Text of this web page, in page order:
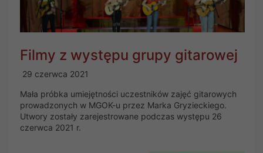
Filmy z występu grupy gitarowej
29 czerwca 2021
Mała próbka umiejętności uczestników zajęć gitarowych
prowadzonych w MGOK-u przez Marka Gryzieckiego.
Utwory zostały zarejestrowane podczas występu 26
czerwca 2021 r.